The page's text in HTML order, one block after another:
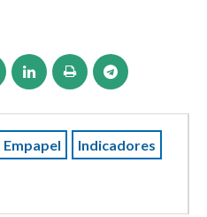
Empapel Indicadores